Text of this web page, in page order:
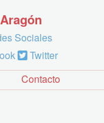
Sociales
Twitter
Contacto